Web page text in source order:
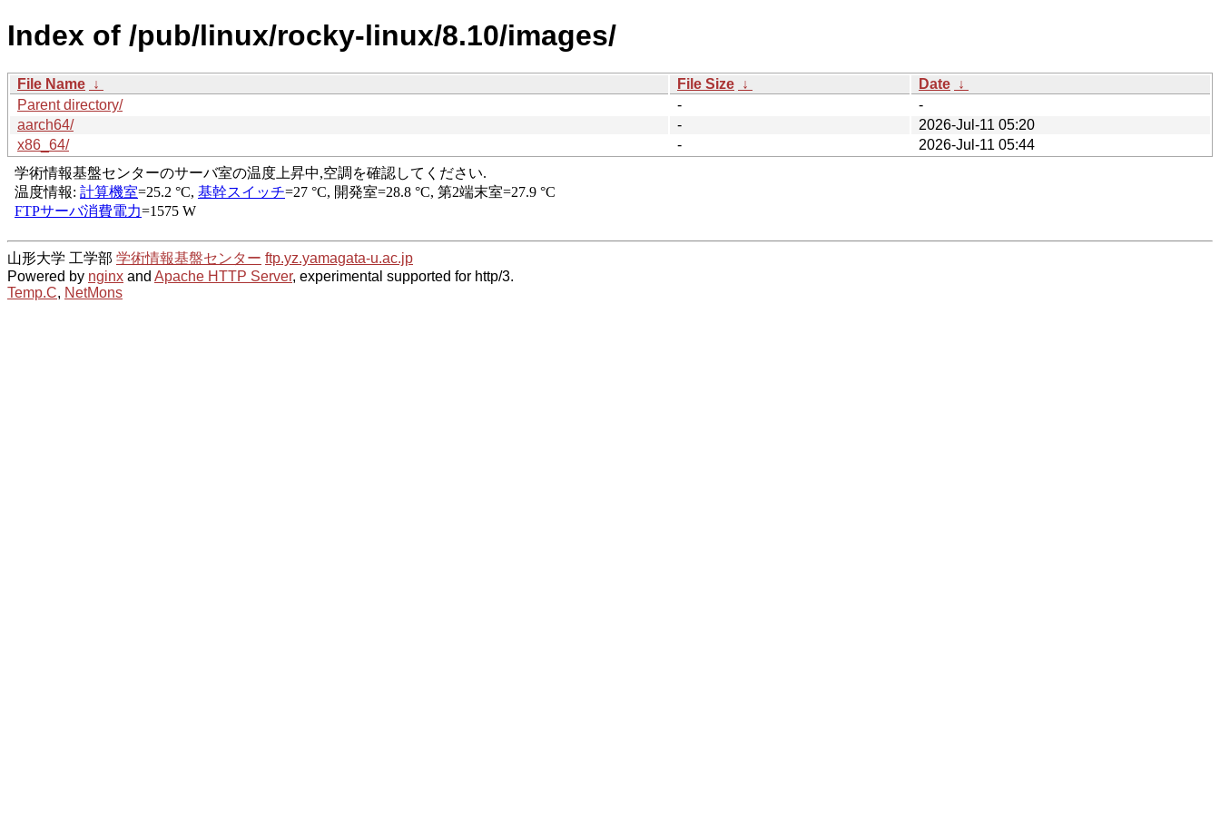
Index of /pub/linux/rocky-linux/8.10/images/
File Name ↓ File Size ↓ Date ↓
Parent directory/
-
-
aarch64/
-
2026-Jul-11 05:20
x86_64/
- 2026-Jul-11 05:44
山形大学 工学部 学術情報基盤センター ftp.yz.yamagata-u.ac.jp
Powered by nginx and Apache HTTP Server, experimental supported for http/3.
Temp.C, NetMons